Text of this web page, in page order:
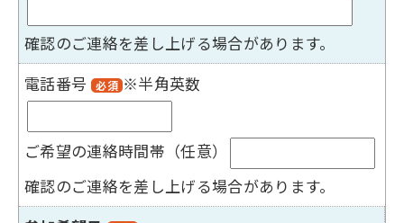
確認のご連絡を差し上げる場合があります。
電話番号
必須 ※半角英数
ご希望の連絡時間帯（任意）
確認のご連絡を差し上げる場合があります。